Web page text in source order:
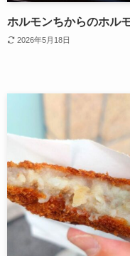
ホルモンちからのホル
2026年5月18日